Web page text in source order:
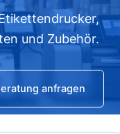
und Zubehör.
anfragen